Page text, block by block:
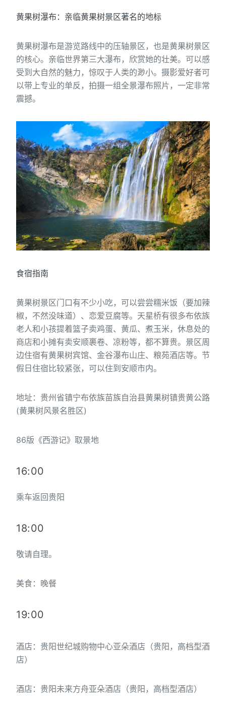
黄果树瀑布：亲临黄果树景区著名的地标
黄果树瀑布是游览路线中的压轴景区，也是黄果树景区
的核心。亲临世界第三大瀑布，欣赏她的壮美。可以感
受到大自然的魅力，惊叹于人类的渺小。摄影爱好者可
以带上专业的单反，拍摄一组全景瀑布照片，一定非常
震撼。
食宿指南
黄果树景区门口有不少小吃，可以尝尝糯米饭（要加辣
椒，不然没味道）、恋爱豆腐等。天星桥有很多布依族
老人和小孩提着篮子卖鸡蛋、黄瓜、煮玉米，休息处的
商店和小摊有卖安顺裹卷、凉粉等，都不算贵。景区周
边住宿有黄果树宾馆、金谷瀑布山庄、粮苑酒店等。节
假日住宿比较紧张，可以住到安顺市内。
地址：贵州省镇宁布依族苗族自治县黄果树镇贵黄公路
(黄果树风景名胜区)
86版《西游记》取景地
16:00
乘车返回贵阳
18:00
敬请自理。
美食：晚餐
19:00
酒店：贵阳世纪城购物中心亚朵酒店（贵阳，高档型酒
店）
酒店：贵阳未来方舟亚朵酒店（贵阳，高档型酒店）